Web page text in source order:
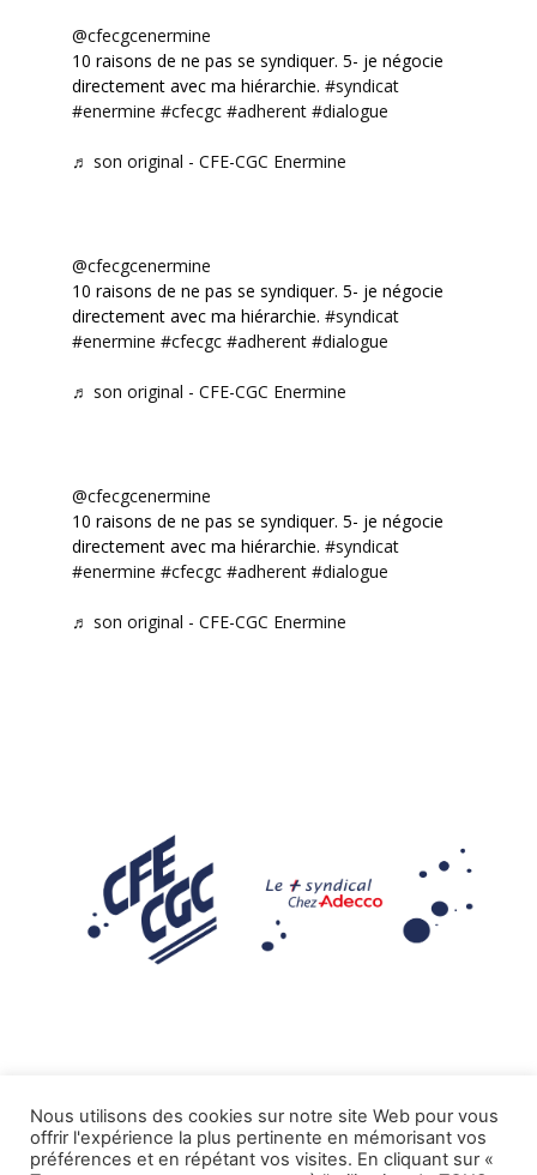
@cfecgcenermine
10 raisons de ne pas se syndiquer. 5- je négocie
directement avec ma hiérarchie. #syndicat
#enermine #cfecgc #adherent #dialogue
♬ son original - CFE-CGC Enermine
@cfecgcenermine
10 raisons de ne pas se syndiquer. 5- je négocie
directement avec ma hiérarchie. #syndicat
#enermine #cfecgc #adherent #dialogue
♬ son original - CFE-CGC Enermine
@cfecgcenermine
10 raisons de ne pas se syndiquer. 5- je négocie
directement avec ma hiérarchie. #syndicat
#enermine #cfecgc #adherent #dialogue
♬ son original - CFE-CGC Enermine
Mentions légales
Nous utilisons des cookies sur notre site Web pour vous
offrir l'expérience la plus pertinente en mémorisant vos
préférences et en répétant vos visites. En cliquant sur «